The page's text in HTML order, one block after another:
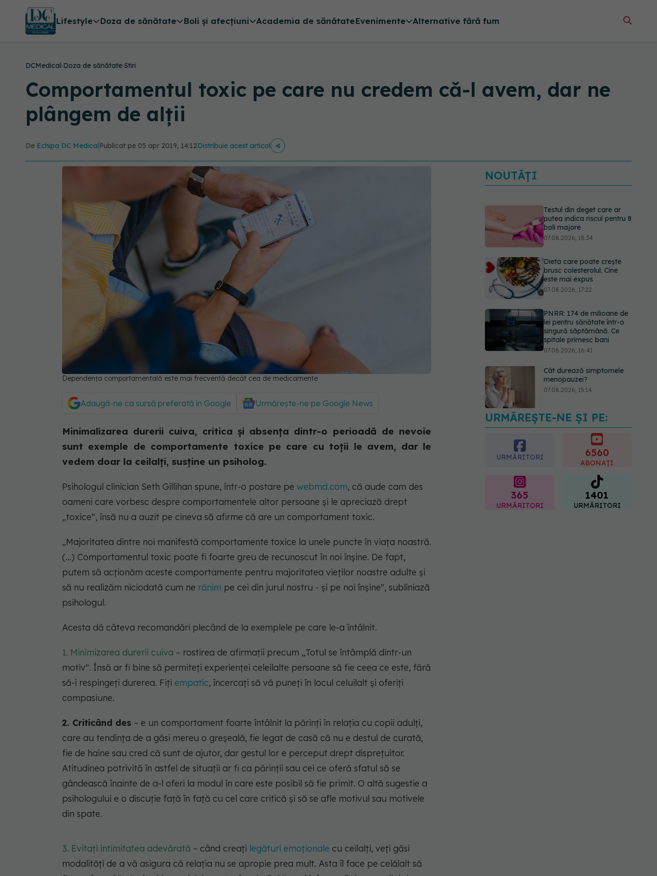
Lifestyle Doza de sănătate Boli și afecțiuni Academia de sănătateEvenimente Alternative fără fum
DCMedical›Doza de sănătate›Stiri
Comportamentul toxic pe care nu credem că-l avem, dar ne
plângem de alții
De Echipa DC Medical Publicat pe 05 apr 2019, 14:12Distribuie acest articol
Dependența comportamentală este mai frecventă decât cea de medicamente
Adaugă-ne ca sursă preferată în Google Urmărește-ne pe Google News
Minimalizarea durerii cuiva, critica și absența dintr-o perioadă de nevoie
sunt exemple de comportamente toxice pe care cu toții le avem, dar le
vedem doar la ceilalți, susține un psiholog.
Psihologul clinician Seth Gillihan spune, într-o postare pe webmd.com, că aude cam des
oameni care vorbesc despre comportamentele altor persoane și le apreciază drept
„toxice“, însă nu a auzit pe cineva să afirme că are un comportament toxic.
„Majoritatea dintre noi manifestă comportamente toxice la unele puncte în viața noastră.
(...) Comportamentul toxic poate fi foarte greu de recunoscut în noi înșine. De fapt,
putem să acționăm aceste comportamente pentru majoritatea vieților noastre adulte și
să nu realizăm niciodată cum ne rănim pe cei din jurul nostru - și pe noi înșine", subliniază
psihologul.
Acesta dă câteva recomandări plecând de la exemplele pe care le-a întâlnit.
1. Minimizarea durerii cuiva – rostirea de afirmații precum „Totul se întâmplă dintr-un
motiv". Însă ar fi bine să permiteți experienței celeilalte persoane să fie ceea ce este, fără
să-i respingeți durerea. Fiți empatic, încercați să vă puneți în locul celuilalt și oferiți
compasiune.
2. Criticând des – e un comportament foarte întâlnit la părinți în relația cu copii adulți,
care au tendința de a găsi mereu o greșeală, fie legat de casă că nu e destul de curată,
fie de haine sau cred că sunt de ajutor, dar gestul lor e perceput drept disprețuitor.
Atitudinea potrivită în astfel de situații ar fi ca părinții sau cei ce oferă sfatul să se
gândească înainte de a-l oferi la modul în care este posibil să fie primit. O altă sugestie a
psihologului e o discuție față în față cu cel care critică și să se afle motivul sau motivele
din spate.
3. Evitați intimitatea adevărată – când creați legături emoționale cu ceilalți, veți găsi
modalități de a vă asigura că relația nu se apropie prea mult. Asta îl face pe celălalt să
NOUTĂȚI
Testul din deget care ar
putea indica riscul pentru 8
boli majore
07.08.2026, 18:34
Dieta care poate crește
brusc colesterolul. Cine
este mai expus
07.08.2026, 17:22
PNRR: 174 de milioane de
lei pentru sănătate într-o
singură săptămână. Ce
spitale primesc bani
07.08.2026, 16:41
Cât durează simptomele
menopauzei?
07.08.2026, 15:14
EXCLUSIV Cancerele
care pot fi prevenite. Dr.
(SANADOR): Au metode
URMĂREȘTE-NE ȘI PE:
URMĂRITORI 6560
ABONAȚI
365
URMĂRITORI
1401
URMĂRITORI